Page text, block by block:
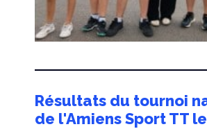
Résultats du tournoi
de l'Amiens Sport TT